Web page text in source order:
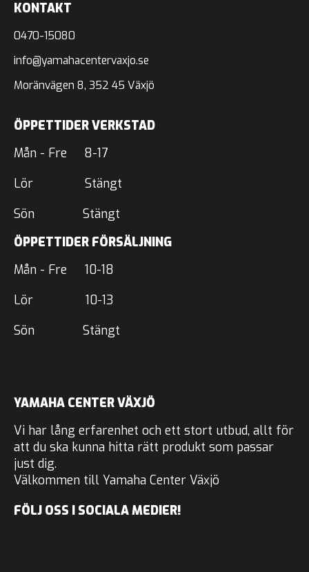
KONTAKT
0470-15080
info@yamahacentervaxjo.se
Moränvägen 8, 352 45 Växjö
ÖPPETTIDER VERKSTAD
Mån - Fre 8-17
Lör Stängt
Sön Stängt
ÖPPETTIDER FÖRSÄLJNING
Mån - Fre 10-18
Lör 10-13
Sön Stängt
YAMAHA CENTER VÄXJÖ
Vi har lång erfarenhet och ett stort utbud, allt för
att du ska kunna hitta rätt produkt som passar
just dig.
Välkommen till Yamaha Center Växjö
FÖLJ OSS I SOCIALA MEDIER!